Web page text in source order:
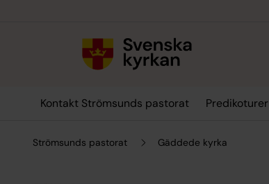
Kontakt Strömsunds pastorat Predikoturer
Strömsunds pastorat Gäddede kyrka